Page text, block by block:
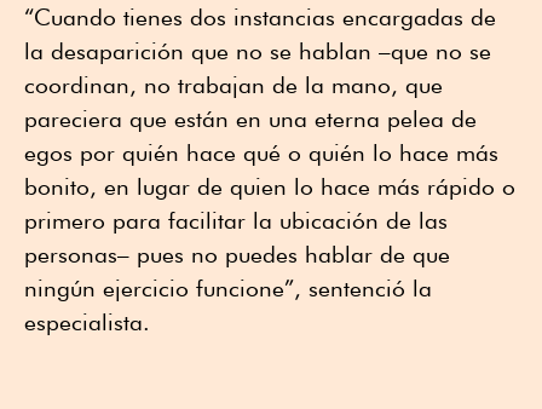
“Cuando tienes dos instancias encargadas de
la desaparición que no se hablan –que no se
coordinan, no trabajan de la mano, que
pareciera que están en una eterna pelea de
egos por quién hace qué o quién lo hace más
bonito, en lugar de quien lo hace más rápido o
primero para facilitar la ubicación de las
personas– pues no puedes hablar de que
ningún ejercicio funcione”, sentenció la
especialista.